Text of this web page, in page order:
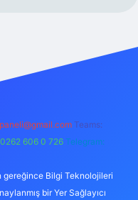
Teams:
606 0 726 Telegram:
gereğince Bilgi Teknolojileri
bir Yer Sağlayıcı